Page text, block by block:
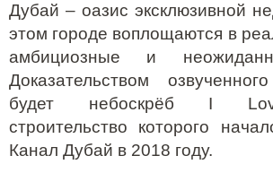
Дубай – оазис эксклюзивной
этом городе воплощаются в
амбициозные и
Доказательством
будет небоскрёб I
строительство которого
Канал Дубай в 2018 году.